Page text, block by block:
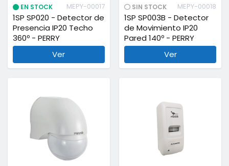
EN STOCK MEPY-00017
1SP SP020 - Detector de
Presencia IP20 Techo
360º - PERRY
Ver
SIN STOCK MEPY-00018
1SP SP003B - Detector
de Movimiento IP20
Pared 140º - PERRY
Ver